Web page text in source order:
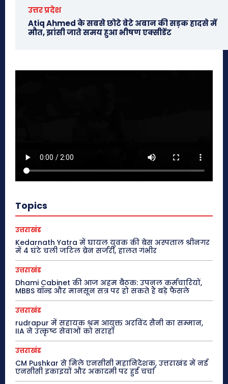
उत्तर प्रदेश
Atiq Ahmed के सबसे छोटे बेटे अबान की सड़क हादसे में
मौत, झांसी जाते समय हुआ भीषण एक्सीडेंट
Topics
उत्तराखंड
Kedarnath Yatra में घायल युवक की बेस अस्पताल श्रीनगर
में 4 घंटे चली जटिल ब्रेन सर्जरी, हालत गंभीर
उत्तराखंड
Dhami Cabinet की आज अहम बैठक: उपनल कर्मचारियों,
MBBS बॉन्ड और मानसून सत्र पर हो सकते हैं बड़े फैसले
उत्तराखंड
rudrapur में सहायक श्रम आयुक्त अरविंद सैनी का सम्मान,
IIA ने उत्कृष्ट सेवाओं को सराहा
उत्तराखंड
CM Pushkar से मिले एनसीसी महानिदेशक, उत्तराखंड में नई
एनसीसी इकाइयों और अकादमी पर हुई चर्चा